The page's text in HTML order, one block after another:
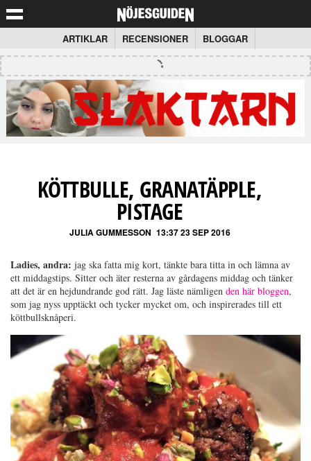
ARTIKLAR RECENSIONER BLOGGAR
KÖTTBULLE, GRANATÄPPLE,
PISTAGE
JULIA GUMMESSON 13:37 23 SEP 2016
Ladies, andra: jag ska fatta mig kort, tänkte bara titta in och lämna av
ett middagstips. Sitter och äter resterna av gårdagens middag och tänker
att det är en hejdundrande god rätt. Jag läste nämligen den här bloggen,
som jag nyss upptäckt och tycker mycket om, och inspirerades till ett
köttbullsknåperi.